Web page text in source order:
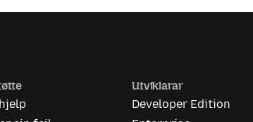
Utviklarar
Developer Edition